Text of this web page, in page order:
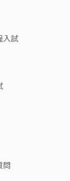
入試
問